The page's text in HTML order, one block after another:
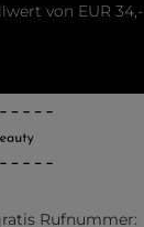
von EUR 34,-
Rufnummer: